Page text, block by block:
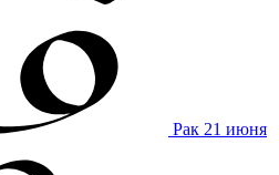
Рак 21 июня